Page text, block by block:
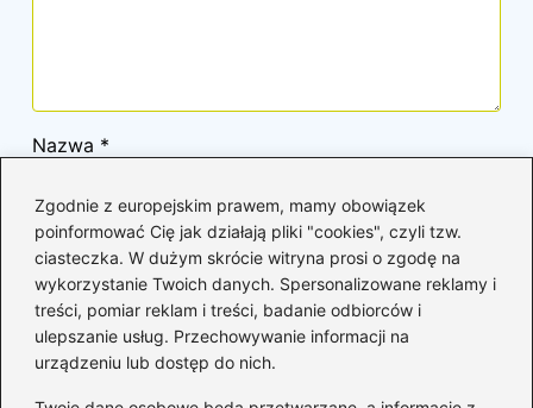
Zgodnie z europejskim prawem, mamy obowiązek
poinformować Cię jak działają pliki "cookies", czyli tzw.
ciasteczka. W dużym skrócie witryna prosi o zgodę na
wykorzystanie Twoich danych. Spersonalizowane reklamy i
treści, pomiar reklam i treści, badanie odbiorców i
ulepszanie usług. Przechowywanie informacji na
urządzeniu lub dostęp do nich.
Nazwa *
Adres email *
Witryna internetowa